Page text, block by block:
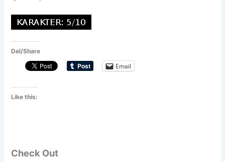
Del/Share
Email
Like this:
Check Out